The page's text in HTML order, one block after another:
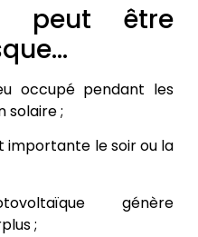
peut être
occupé pendant les
solaire ;
importante le soir ou la
génère
;